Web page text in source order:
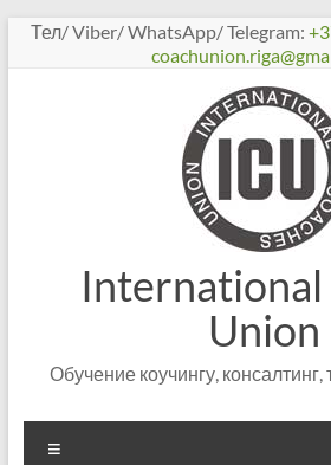
Перейти
Тел/ Viber/ WhatsApp/ Telegram:
International
Union
Обучение коучингу, консалтинг,